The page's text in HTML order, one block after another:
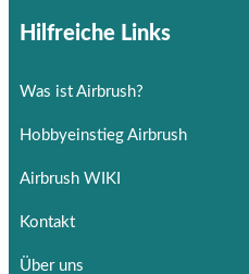
Hilfreiche Links
Was ist Airbrush?
Hobbyeinstieg Airbrush
Airbrush WIKI
Kontakt
Über uns